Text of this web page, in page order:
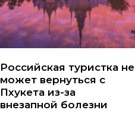
Российская туристка не
может вернуться с
Пхукета из-за
внезапной болезни